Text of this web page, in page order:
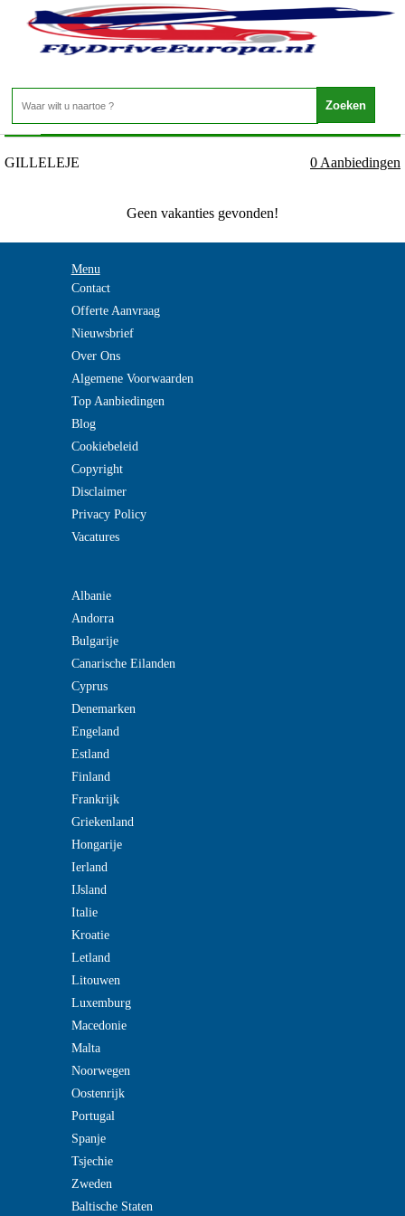
Denemarken - SEELAND - GILLELEJE
Home>
GILLELEJE 0 Aanbiedingen
Geen vakanties gevonden!
Menu
Contact
Offerte Aanvraag
Nieuwsbrief
Over Ons
Algemene Voorwaarden
Top Aanbiedingen
Blog
Cookiebeleid
Copyright
Disclaimer
Privacy Policy
Vacatures
Albanie
Andorra
Bulgarije
Canarische Eilanden
Cyprus
Denemarken
Engeland
Estland
Finland
Frankrijk
Griekenland
Hongarije
Ierland
IJsland
Italie
Kroatie
Letland
Litouwen
Luxemburg
Macedonie
Malta
Noorwegen
Oostenrijk
Portugal
Spanje
Tsjechie
Zweden
Baltische Staten